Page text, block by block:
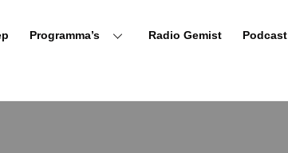
Programma’s Radio Gemist Podcast